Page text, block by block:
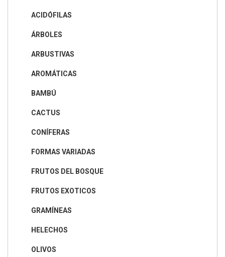
ACIDÓFILAS
ÁRBOLES
ARBUSTIVAS
AROMÁTICAS
BAMBÚ
CACTUS
CONÍFERAS
FORMAS VARIADAS
FRUTOS DEL BOSQUE
FRUTOS EXOTICOS
GRAMÍNEAS
HELECHOS
OLIVOS